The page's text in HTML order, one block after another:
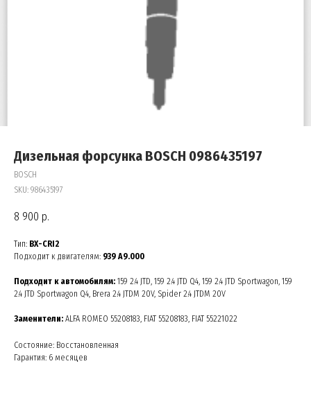
Дизельная форсунка BOSCH 0986435197
BOSCH
SKU: 986435197
8 900 р.
Тип: BX-CRI2
Подходит к двигателям: 939 A9.000
Подходит к автомобилям: 159 2.4 JTD, 159 2.4 JTD Q4, 159 2.4 JTD Sportwagon, 159
2.4 JTD Sportwagon Q4, Brera 2.4 JTDM 20V, Spider 2.4 JTDM 20V
Заменители: ALFA ROMEO 55208183, FIAT 55208183, FIAT 55221022
Состояние: Восстановленная
Гарантия: 6 месяцев